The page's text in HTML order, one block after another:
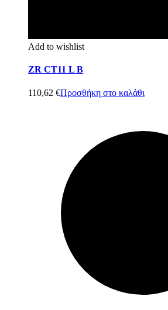
Add to wishlist
ZR CT11 L B
110,62 €Προσθήκη στο καλάθι